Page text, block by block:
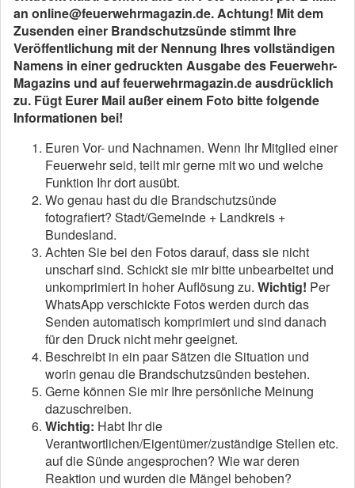
an online@feuerwehrmagazin.de.Achtung! Mit dem
Zusenden einer Brandschutzsünde stimmt Ihre
Veröffentlichung mit der Nennung Ihres vollständigen
Namens in einer gedruckten Ausgabe des Feuerwehr-
Magazins und auf feuerwehrmagazin.de ausdrücklich
zu. Fügt Eurer Mail außer einem Foto bitte folgende
Informationen bei!
Euren Vor- und Nachnamen. Wenn Ihr Mitglied einer
Feuerwehr seid, teilt mir gerne mit wo und welche
Funktion Ihr dort ausübt.
Wo genau hast du die Brandschutzsünde
fotografiert? Stadt/Gemeinde + Landkreis +
Bundesland.
Achten Sie bei den Fotos darauf, dass sie nicht
unscharf sind. Schickt sie mir bitte unbearbeitet und
unkomprimiert in hoher Auflösung zu. Wichtig! Per
WhatsApp verschickte Fotos werden durch das
Senden automatisch komprimiert und sind danach
für den Druck nicht mehr geeignet.
Beschreibt in ein paar Sätzen die Situation und
worin genau die Brandschutzsünden bestehen.
Gerne können Sie mir Ihre persönliche Meinung
dazuschreiben.
Wichtig: Habt Ihr die
Verantwortlichen/Eigentümer/zuständige Stellen etc.
auf die Sünde angesprochen? Wie war deren
Reaktion und wurden die Mängel behoben?